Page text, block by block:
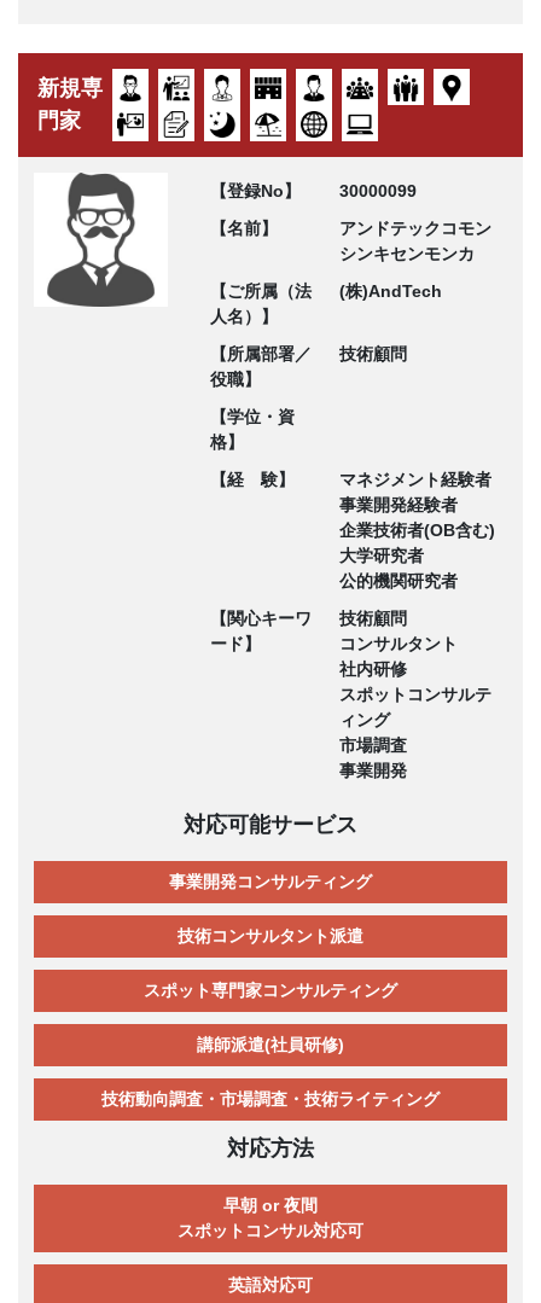
新規専
門家
【登録No】
30000099
【名前】
アンドテックコモン
シンキセンモンカ
【ご所属（法
人名）】
(株)AndTech
【所属部署／
役職】
技術顧問
【学位・資
格】
【経 験】
マネジメント経験者
事業開発経験者
企業技術者(OB含む)
大学研究者
公的機関研究者
【関心キーワ
ード】
技術顧問
コンサルタント
社内研修
スポットコンサルテ
ィング
市場調査
事業開発
対応可能サービス
事業開発コンサルティング
技術コンサルタント派遣
スポット専門家コンサルティング
講師派遣(社員研修)
技術動向調査・市場調査・技術ライティング
対応方法
早朝 or 夜間
スポットコンサル対応可
英語対応可